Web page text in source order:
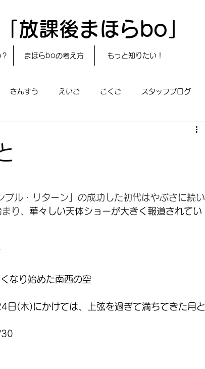
放課後まほらbo」
まほらboの考え方 もっと知りたい！
さんすう えいご こくご スタッフブログ
ル・リターン」の成功した初代はやぶさに続い
り、 華々しい天体ショーが大きく報道されてい
なり始めた南西の空
(木)にかけては、上弦を過ぎて満ちてきた月と
30